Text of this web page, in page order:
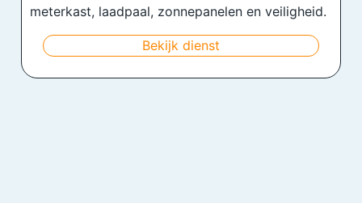
meterkast, laadpaal, zonnepanelen en veiligheid.
Bekijk dienst